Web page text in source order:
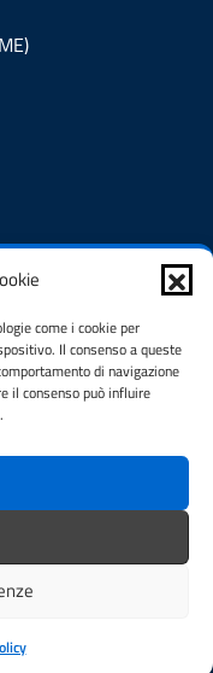
come i cookie per
Il consenso a queste
di navigazione
il consenso può influire